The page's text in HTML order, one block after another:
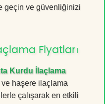
geçin ve güvenliğinizi
Fiyatları
Kurdu İlaçlama
haşere ilaçlama
çalışarak en etkili